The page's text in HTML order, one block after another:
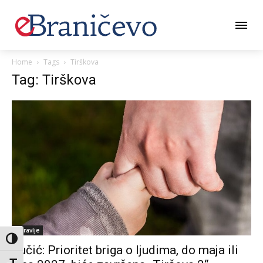
Toggle High Contrast
Home Tags Tirškova
Tag: Tirškova
Zdravlje
Vučić: Prioritet briga o ljudima, do maja ili